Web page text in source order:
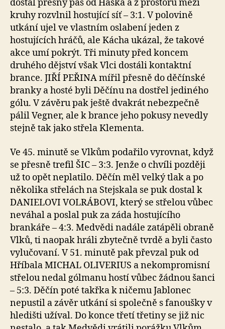
dostal přesný pas od Haška a z prostoru mezi
kruhy rozvlnil hostující síť – 3:1. V polovině
utkání ujel ve vlastním oslabení jeden z
hostujících hráčů, ale Kácha ukázal, že takové
akce umí pokrýt. Tři minuty před koncem
druhého dějství však Vlci dostáli kontaktní
brance. JIŘÍ PEŘINA mířil přesně do děčínské
branky a hosté byli Děčínu na dostřel jediného
gólu. V závěru pak ještě dvakrát nebezpečně
pálil Vegner, ale k brance jeho pokusy nevedly
stejně tak jako střela Klementa.
Ve 45. minutě se Vlkům podařilo vyrovnat, když
se přesně trefil ŠIC – 3:3. Jenže o chvíli později
už to opět neplatilo. Děčín měl velký tlak a po
několika střelách na Stejskala se puk dostal k
DANIELOVI VOLRÁBOVI, který se střelou vůbec
neváhal a poslal puk za záda hostujícího
brankáře – 4:3. Medvědi nadále zatápěli obraně
Vlků, ti naopak hráli zbytečně tvrdě a byli často
vylučovaní. V 51. minutě pak převzal puk od
Hříbala MICHAL OLIVERIUS a nekompromisní
střelou nedal gólmanu hostí vůbec žádnou šanci
– 5:3. Děčín poté takřka k ničemu Jablonec
nepustil a závěr utkání si společně s fanoušky v
hledišti užíval. Do konce třetí třetiny se již nic